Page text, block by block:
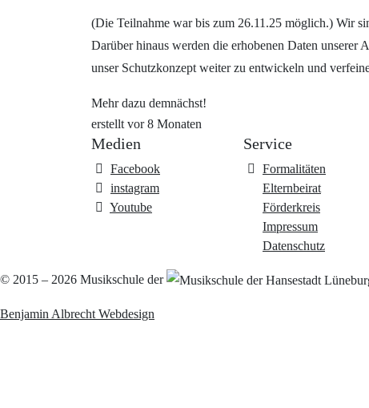
(Die Teilnahme war bis zum 26.11.25 möglich.) Wir
Darüber hinaus werden die erhobenen Daten
unser Schutzkonzept weiter zu entwickeln und
Mehr dazu demnächst!
erstellt vor 8 Monaten
Medien
Facebook
instagram
Youtube
Service
Formalitäten
Elternbeirat
Förderkreis
Impressum
Datenschutz
© 2015 – 2026 Musikschule der
Benjamin Albrecht Webdesign